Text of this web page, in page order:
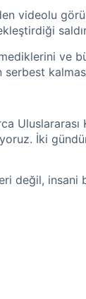
videolu
İki
değil,